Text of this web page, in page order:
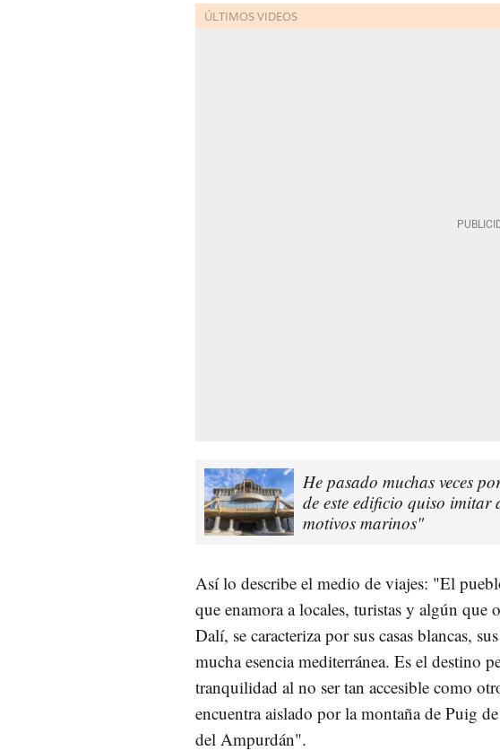
He pasado muchas veces
de este edificio quiso imitar
motivos marinos"
Así lo describe el medio de viajes: "El
que enamora a locales, turistas y algún
Dalí, se caracteriza por sus casas blancas,
mucha esencia mediterránea. Es el destino
tranquilidad al no ser tan accesible como
encuentra aislado por la montaña de Puig
del Ampurdán".